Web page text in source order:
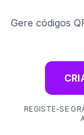
Gere códigos
REGISTE-SE